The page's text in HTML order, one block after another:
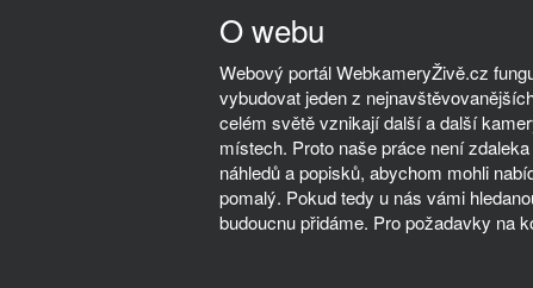
O webu
Webový portál WebkameryŽivě.cz
vybudovat jeden z
celém světě vznikají další a další
místech. Proto naše práce není
náhledů a popisků, abychom mohli
pomalý. Pokud tedy u nás vámi
budoucnu přidáme. Pro požadavky na